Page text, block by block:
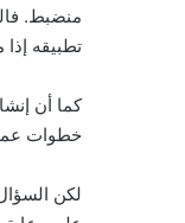
منضبط.
تطبيقه
كما أن
خطوات
لكن